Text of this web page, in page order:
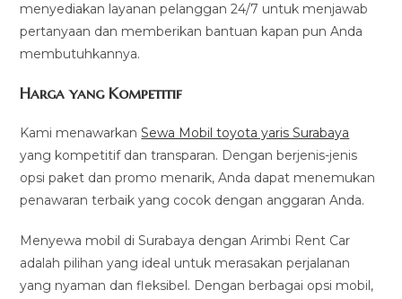
menyediakan layanan pelanggan 24/7 untuk menjawab
pertanyaan dan memberikan bantuan kapan pun Anda
membutuhkannya.
Harga yang Kompetitif
Kami menawarkanSewa Mobil toyota yaris Surabaya
yang kompetitif dan transparan. Dengan berjenis-jenis
opsi paket dan promo menarik, Anda dapat menemukan
penawaran terbaik yang cocok dengan anggaran Anda.
Menyewa mobil di Surabaya dengan Arimbi Rent Car
adalah pilihan yang ideal untuk merasakan perjalanan
yang nyaman dan fleksibel. Dengan berbagai opsi mobil,